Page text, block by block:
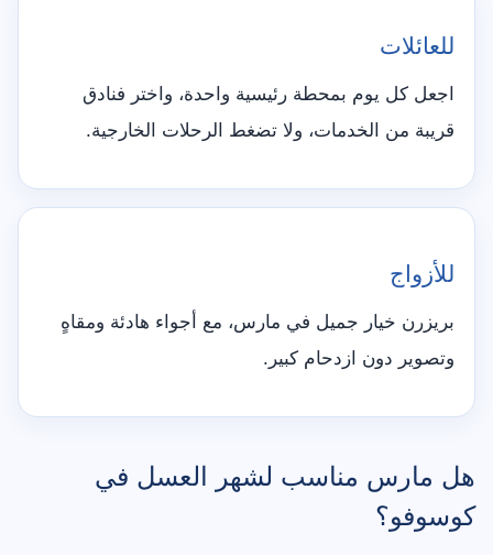
للعائلات
اجعل كل يوم بمحطة رئيسية واحدة، واختر فنادق
قريبة من الخدمات، ولا تضغط الرحلات الخارجية.
للأزواج
بريزرن خيار جميل في مارس، مع أجواء هادئة ومقاهٍ
وتصوير دون ازدحام كبير.
هل مارس مناسب لشهر العسل في
كوسوفو؟